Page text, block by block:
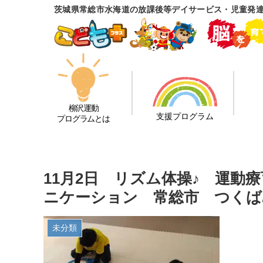
茨城県常総市水海道の放課後等デイサービス・児童
柳沢運動
プログラムとは
支援プログラム
11月2日 リズム体操♪ 運動
ニケーション 常総市 つくば
未分類